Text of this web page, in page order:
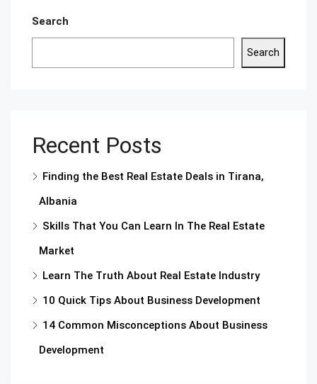
Search
Search
Recent Posts
Finding the Best Real Estate Deals in Tirana,
Albania
Skills That You Can Learn In The Real Estate
Market
Learn The Truth About Real Estate Industry
10 Quick Tips About Business Development
14 Common Misconceptions About Business
Development